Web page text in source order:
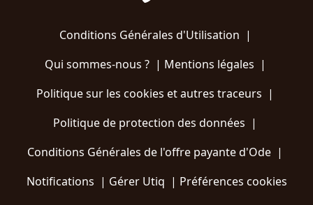
Conditions Générales d'Utilisation |
Qui sommes-nous ?| Mentions légales |
Politique sur les cookies et autres traceurs |
Politique de protection des données |
Conditions Générales de l'offre payante d'Ode |
Notifications | Gérer Utiq | Préférences cookies